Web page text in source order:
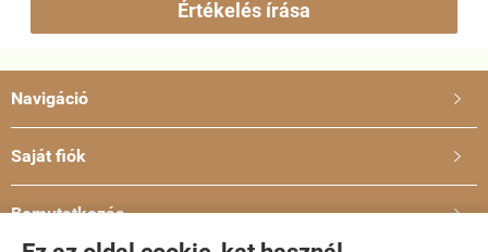
Értékelés írása
Navigáció 
Saját fiók 
Bemutatkozás 